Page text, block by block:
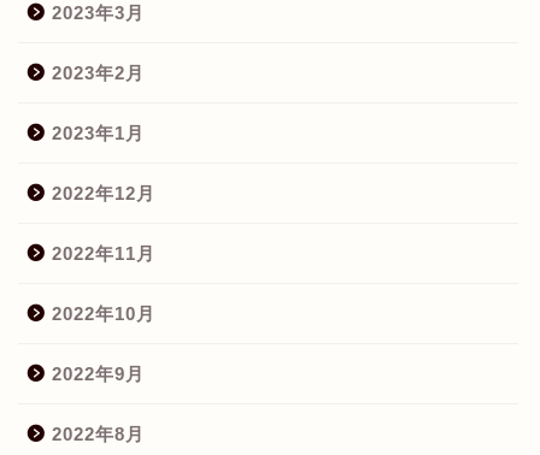
2023年3月
2023年2月
2023年1月
2022年12月
2022年11月
2022年10月
2022年9月
2022年8月